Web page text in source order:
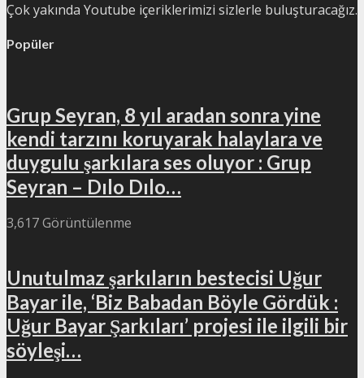
Çok yakında Youtube içeriklerimizi sizlerle buluşturacağız.
Popüler
Grup Seyran, 8 yıl aradan sonra yine
kendi tarzını koruyarak halaylara ve
duygulu şarkılara ses oluyor : Grup
Seyran – Dılo Dılo…
3,617 Görüntülenme
Unutulmaz şarkıların bestecisi Uğur
Bayar ile, ‘Biz Babadan Böyle Gördük :
Uğur Bayar Şarkıları’ projesi ile ilgili bir
söyleşi…